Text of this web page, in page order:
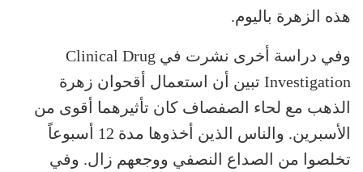
هذه الزهرة باليوم.
وفي دراسة أخرى نشرت في Clinical Drug
Investigation تبين أن استعمال أقحوان زهرة
الذهب مع لحاء الصفصاف كان تأثيرهما أقوى من
الأسبرين. والناس الذين أخذوها مدة 12 أسبوعاً
تخلصوا من الصداع النصفي ووجعهم زال. وفي